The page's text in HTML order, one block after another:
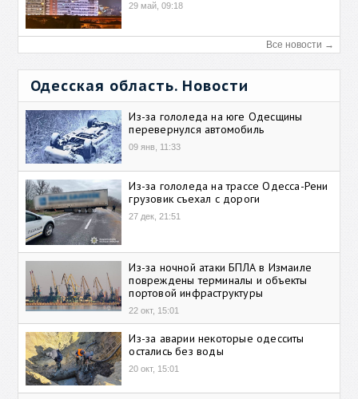
29 май, 09:18
Все новости →
Одесская область. Новости
Из-за гололеда на юге Одесщины
перевернулся автомобиль
09 янв, 11:33
Из-за гололеда на трассе Одесса-Рени
грузовик съехал с дороги
27 дек, 21:51
Из-за ночной атаки БПЛА в Измаиле
повреждены терминалы и объекты
портовой инфраструктуры
22 окт, 15:01
Из-за аварии некоторые одесситы
остались без воды
20 окт, 15:01